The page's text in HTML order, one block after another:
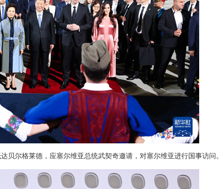
贝尔格莱德，应塞尔维亚总统武契奇邀请，对塞尔维亚进行国事访问。